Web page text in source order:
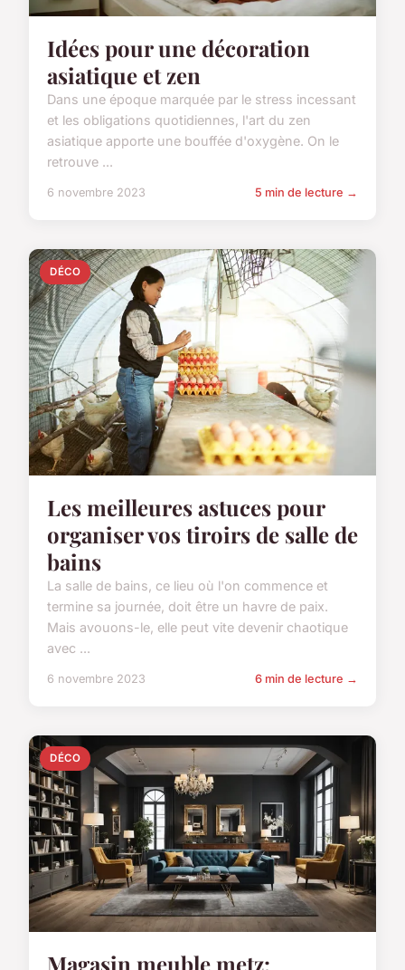
Idées pour une décoration
asiatique et zen
Dans une époque marquée par le stress incessant
et les obligations quotidiennes, l'art du zen
asiatique apporte une bouffée d'oxygène. On le
retrouve ...
6 novembre 2023 5 min de lecture →
DÉCO
Les meilleures astuces pour
organiser vos tiroirs de salle de
bains
La salle de bains, ce lieu où l'on commence et
termine sa journée, doit être un havre de paix.
Mais avouons-le, elle peut vite devenir chaotique
avec ...
6 novembre 2023 6 min de lecture →
DÉCO
Magasin meuble metz: